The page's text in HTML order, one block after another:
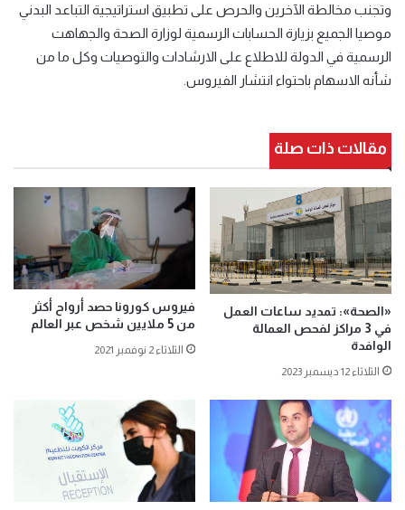
وتجنب مخالطة الآخرين والحرص على تطبيق استراتيجية التباعد البدني
موصيا الجميع بزيارة الحسابات الرسمية لوزارة الصحة والجهاھت
الرسمية في الدولة للاطلاع على الارشادات والتوصيات وكل ما من
شأنه الاسهام باحتواء انتشار الفيروس.
مقالات ذات صلة
«الصحة»: تمديد ساعات العمل
في 3 مراكز لفحص العمالة
الوافدة
الثلاثاء 12 ديسمبر 2023
فيروس كورونا حصد أرواح أكثر
من 5 ملايين شخص عبر العالم
الثلاثاء 2 نوفمبر 2021